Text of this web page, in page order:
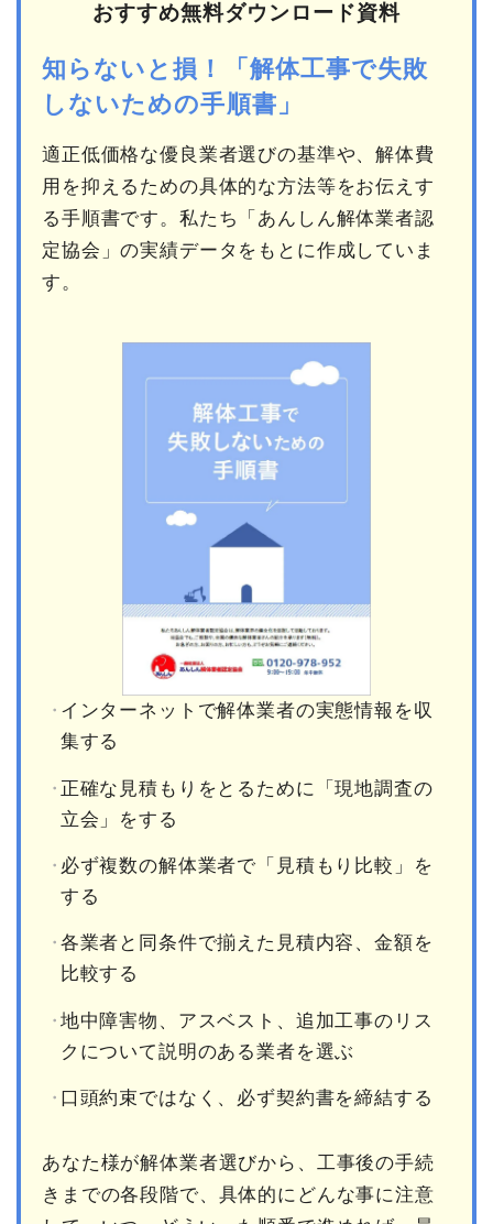
おすすめ無料ダウンロード資料
知らないと損！「解体工事で失敗
しないための手順書」
適正低価格な優良業者選びの基準や、解体費
用を抑えるための具体的な方法等をお伝えす
る手順書です。私たち「あんしん解体業者認
定協会」の実績データをもとに作成していま
す。
インターネットで解体業者の実態情報を収
集する
正確な見積もりをとるために「現地調査の
立会」をする
必ず複数の解体業者で「見積もり比較」を
する
各業者と同条件で揃えた見積内容、金額を
比較する
地中障害物、アスベスト、追加工事のリス
クについて説明のある業者を選ぶ
口頭約束ではなく、必ず契約書を締結する
あなた様が解体業者選びから、工事後の手続
きまでの各段階で、具体的にどんな事に注意